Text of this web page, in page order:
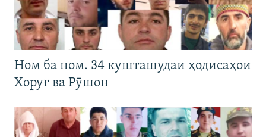
Ном ба ном. 34 кушташудаи ҳодисаҳои
Хоруғ ва Рӯшон